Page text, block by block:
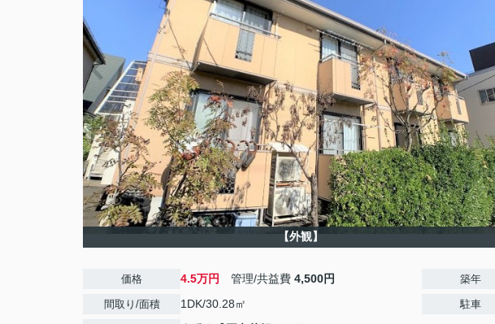
【外観】
価格 4.5万円 管理/共益費 4,500円
間取り/面積 1DK/30.28㎡
築年
駐車